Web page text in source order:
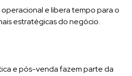
e libera tempo para o
estratégicas do negócio.
e pós-venda fazem parte da